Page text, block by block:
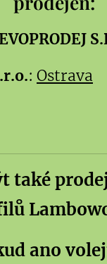
: Ostrava
také
ano